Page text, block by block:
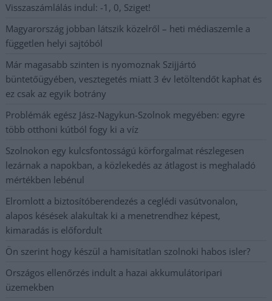
Visszaszámlálás indul: -1, 0, Sziget!
Magyarország jobban látszik közelről – heti médiaszemle a
független helyi sajtóból
Már magasabb szinten is nyomoznak Szijjártó
büntetőügyében, vesztegetés miatt 3 év letöltendőt kaphat és
ez csak az egyik botrány
Problémák egész Jász-Nagykun-Szolnok megyében: egyre
több otthoni kútból fogy ki a víz
Szolnokon egy kulcsfontosságú körforgalmat részlegesen
lezárnak a napokban, a közlekedés az átlagost is meghaladó
mértékben lebénul
Elromlott a biztosítóberendezés a ceglédi vasútvonalon,
alapos késések alakultak ki a menetrendhez képest,
kimaradás is előfordult
Ön szerint hogy készül a hamisítatlan szolnoki habos isler?
Országos ellenőrzés indult a hazai akkumulátoripari
üzemekben